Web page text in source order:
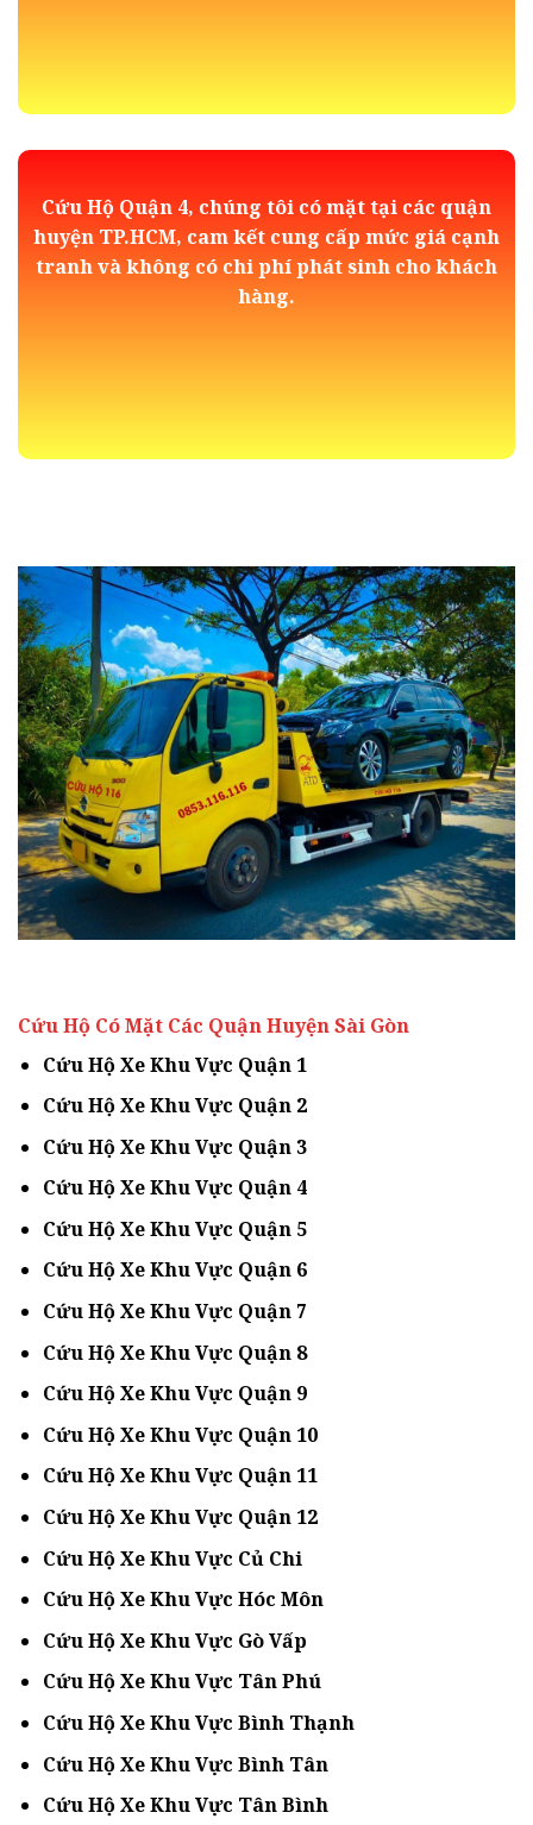
Cứu Hộ Quận 4, chúng tôi có mặt tại các quận
huyện TP.HCM, cam kết cung cấp mức giá cạnh
tranh và không có chi phí phát sinh cho khách
hàng.
Cứu Hộ Có Mặt Các Quận Huyện Sài Gòn
Cứu Hộ Xe Khu Vực Quận 1
Cứu Hộ Xe Khu Vực Quận 2
Cứu Hộ Xe Khu Vực Quận 3
Cứu Hộ Xe Khu Vực Quận 4
Cứu Hộ Xe Khu Vực Quận 5
Cứu Hộ Xe Khu Vực Quận 6
Cứu Hộ Xe Khu Vực Quận 7
Cứu Hộ Xe Khu Vực Quận 8
Cứu Hộ Xe Khu Vực Quận 9
Cứu Hộ Xe Khu Vực Quận 10
Cứu Hộ Xe Khu Vực Quận 11
Cứu Hộ Xe Khu Vực Quận 12
Cứu Hộ Xe Khu Vực Củ Chi
Cứu Hộ Xe Khu Vực Hóc Môn
Cứu Hộ Xe Khu Vực Gò Vấp
Cứu Hộ Xe Khu Vực Tân Phú
Cứu Hộ Xe Khu Vực Bình Thạnh
Cứu Hộ Xe Khu Vực Bình Tân
Cứu Hộ Xe Khu Vực Tân Bình